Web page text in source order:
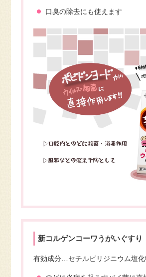
口臭の除去にも使えます
新コルゲンコーワうがいぐすり
有効成分…セチルピリジニウム塩化